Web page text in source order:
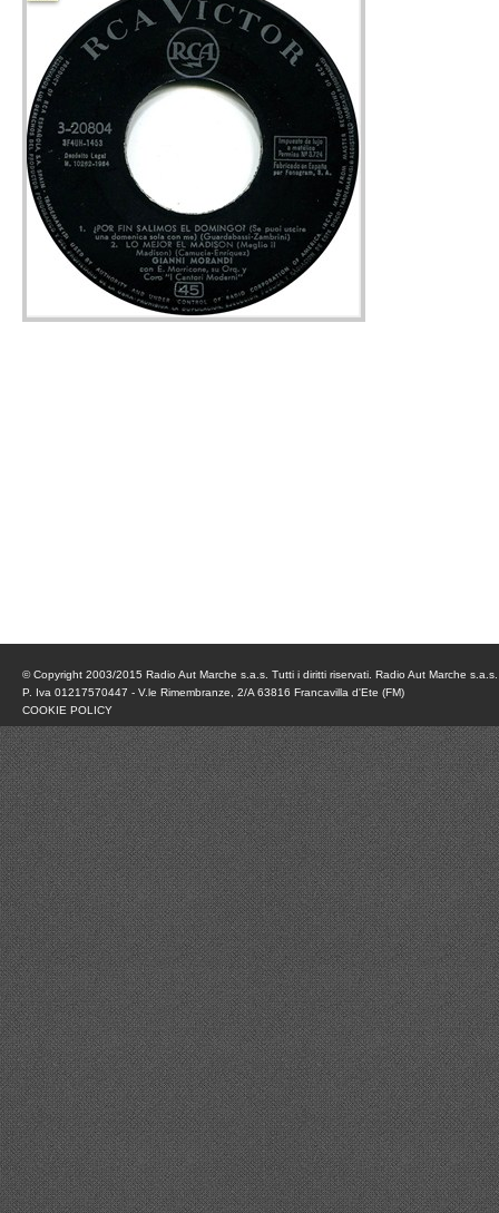
© Copyright 2003/2015 Radio Aut Marche s.a.s. Tutti i diritti riservati. Radio Aut Marche s.a.s.
P. Iva 01217570447 - V.le Rimembranze, 2/A 63816 Francavilla d'Ete (FM)
COOKIE POLICY